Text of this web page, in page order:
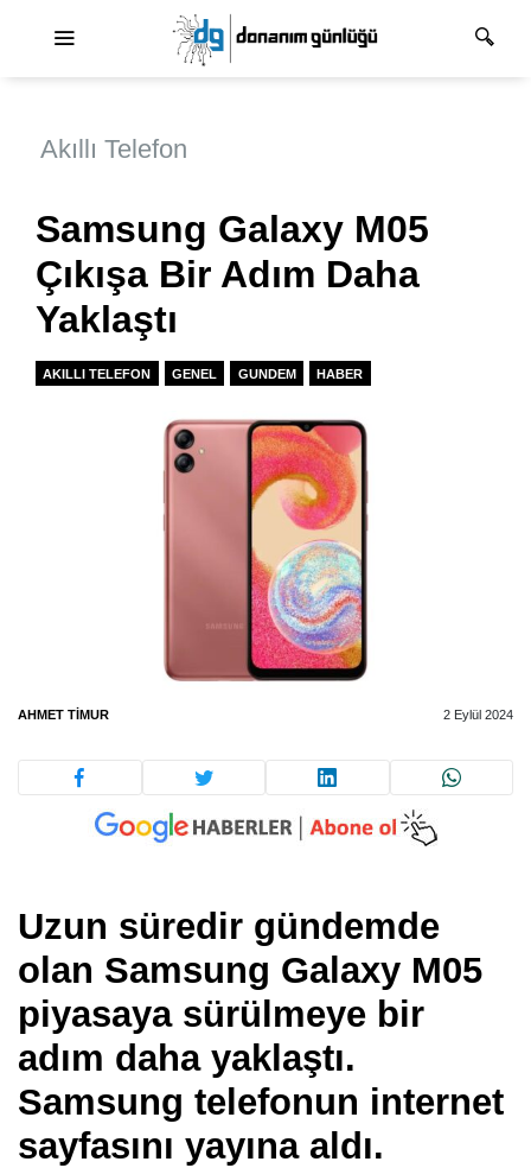
Akıllı Telefon
Samsung Galaxy M05
Çıkışa Bir Adım Daha
Yaklaştı
AKILLI TELEFON GENEL GUNDEM HABER
AHMET TIMUR 2 Eylül 2024
Uzun süredir gündemde
olan Samsung Galaxy M05
piyasaya sürülmeye bir
adım daha yaklaştı.
Samsung telefonun internet
sayfasını yayına aldı.